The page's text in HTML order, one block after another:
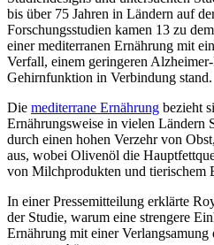
bis über 75 Jahren in Ländern auf
Forschungsstudien kamen 13 zu
einer mediterranen Ernährung mit
Verfall, einem geringeren
Gehirnfunktion in Verbindung stand.
Die mediterrane Ernährung bezieht
Ernährungsweise in vielen Ländern
durch einen hohen Verzehr von
aus, wobei Olivenöl die
von Milchprodukten und tierischem
In einer Pressemitteilung erklärte
der Studie, warum eine strengere
Ernährung mit einer